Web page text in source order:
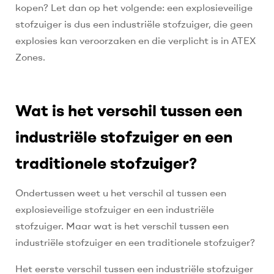
kopen? Let dan op het volgende: een explosieveilige
stofzuiger is dus een industriële stofzuiger, die geen
explosies kan veroorzaken en die verplicht is in ATEX
Zones.
Wat is het verschil tussen een
industriële stofzuiger en een
traditionele stofzuiger?
Ondertussen weet u het verschil al tussen een
explosieveilige stofzuiger en een industriële
stofzuiger. Maar wat is het verschil tussen een
industriële stofzuiger en een traditionele stofzuiger?
Het eerste verschil tussen een industriële stofzuiger